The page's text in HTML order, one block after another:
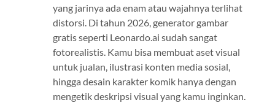
yang jarinya ada enam atau wajahnya terlihat
distorsi. Di tahun 2026, generator gambar
gratis seperti Leonardo.ai sudah sangat
fotorealistis. Kamu bisa membuat aset visual
untuk jualan, ilustrasi konten media sosial,
hingga desain karakter komik hanya dengan
mengetik deskripsi visual yang kamu inginkan.